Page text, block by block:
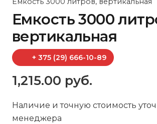
Емкость 3000
вертикальная
+ 375 (29) 666-10-89
1,215.00 руб.
Наличие и точную стоимость
менеджера